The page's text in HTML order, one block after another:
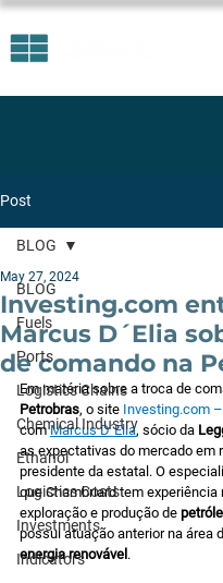
Post
BLOG
Fuels
Ports
Logistics Chains
Chemical Industry
Ethanol
Logistics Costs
Investments
Indicators
BLOG
Investing.com
Marcus D´Elia
de comando na
May 27, 2024
Em matéria sobre a troca de
Petrobras, o site Investing.com
com Marcus D´Elia, sócio da
as expectativas do mercado em
presidente da estatal. O
que Chambriard tem experiência
exploração e produção de
possui atuação anterior na área
energia renovável .